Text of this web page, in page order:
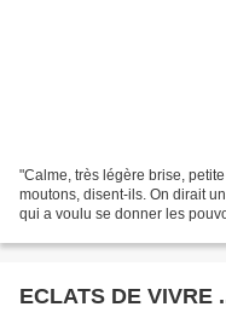
"Calme, très légère brise,
moutons, disent-ils. On dirait
qui a voulu se donner les
ECLATS DE VIVRE